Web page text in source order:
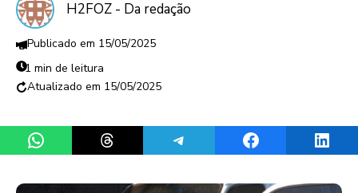
H2FOZ - Da redação
15/05/2025
1 min de leitura
15/05/2025
Share on WhatsAppShare on ThreadsShare on TelegramShare on Facebook